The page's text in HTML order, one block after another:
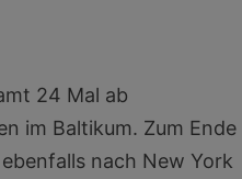
24 Mal ab
im Baltikum. Zum Ende
nach New York